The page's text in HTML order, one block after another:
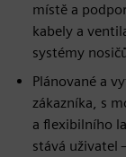
místě a
kabely a
systémy
Plánované a
zákazníka, s
a flexibilního
stává uživatel